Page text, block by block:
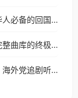
在意大利打不开海通证券怎么办？海外华人必备的回国加速指南（附2026世界杯观赛秘籍）
酷狗音乐怎么关闭地区限制？海外解锁完整曲库的终极指南
酷我畅听所在地区暂时无版权怎么回事？海外党追剧听歌的破局指南